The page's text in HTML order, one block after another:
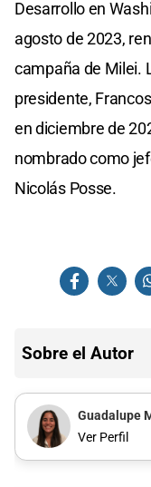
Desarrollo en
agosto de 2023,
campaña de Milei.
presidente,
en diciembre de
nombrado como
Nicolás Posse.
Sobre el Autor
Guadalupe
Ver Perfil